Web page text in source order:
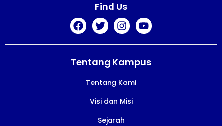
Find Us
Tentang Kampus
Tentang Kami
Visi dan Misi
Sejarah